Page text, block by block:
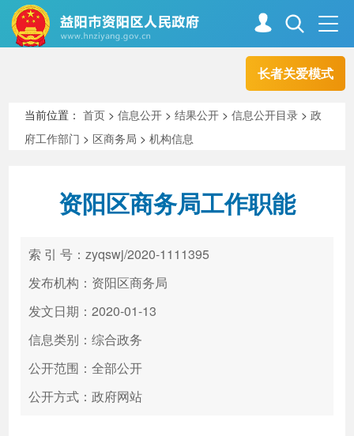
长者关爱模式
走进资阳
新闻中心 解读回应
政务服务
高效办成一件事
当前位置：首页 >信息公开 >结果公开 >信息公开目录 >政
府工作部门 > 区商务局 >机构信息
资阳区商务局工作职能
索 引 号：zyqswj/2020-1111395
发布机构：资阳区商务局
发文日期：2020-01-13
信息类别：综合政务
公开范围：全部公开
公开方式：政府网站